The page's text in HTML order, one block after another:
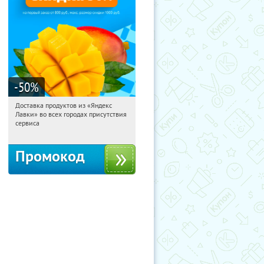
-50%
00:38:42 Получили:
Россия
Доставка продуктов из «Яндекс
Лавки» во всех городах присутствия
сервиса
Промокод